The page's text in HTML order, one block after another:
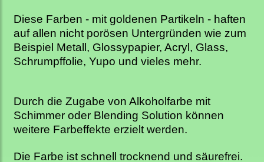
Diese Farben - mit goldenen Partikeln - haften
auf allen nicht porösen Untergründen wie zum
Beispiel Metall, Glossypapier, Acryl, Glass,
Schrumpffolie, Yupo und vieles mehr.
Durch die Zugabe von Alkoholfarbe mit
Schimmer oder Blending Solution können
weitere Farbeffekte erzielt werden.
Die Farbe ist schnell trocknend und säurefrei.